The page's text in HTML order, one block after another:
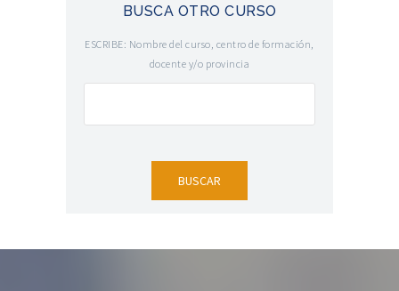
BUSCA OTRO CURSO
ESCRIBE: Nombre del curso, centro de formación,
docente y/o provincia